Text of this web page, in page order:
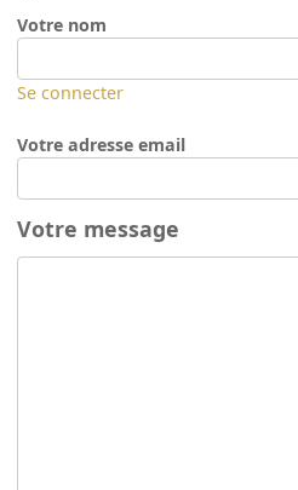
Votre nom
Se connecter
Votre adresse email
Votre message